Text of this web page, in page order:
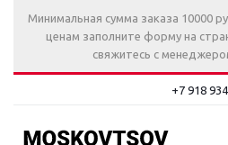
Минимальная сумма заказа 10000
ценам заполните форму на
свяжитесь с
+7 918